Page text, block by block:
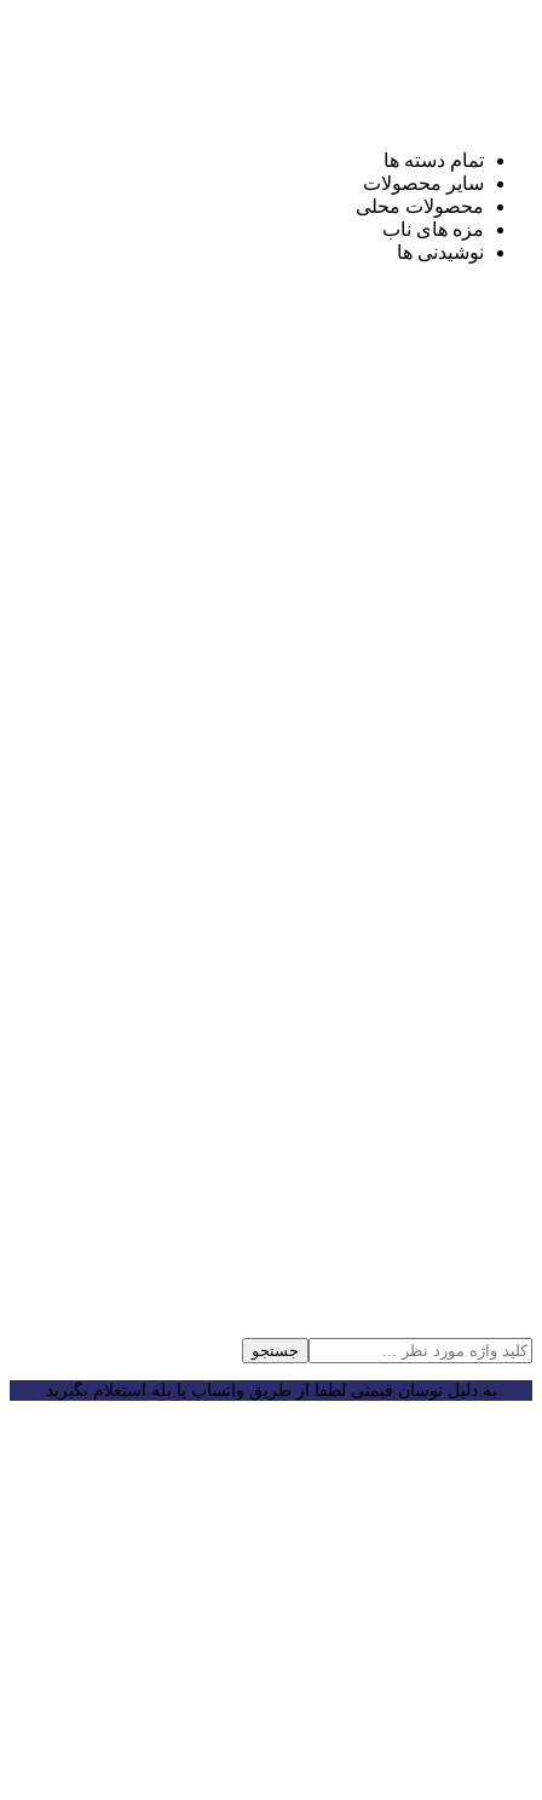
تمام دسته ها
سایر محصولات
محصولات محلی
مزه های ناب
نوشیدنی ها
جستجو
به دلیل نوسان قیمتی لطفا از طریق واتساپ یا بله استعلام بگیرید